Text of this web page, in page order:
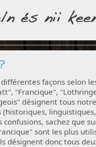
façons selon
"Francique",
désignent tous notre
(historiques, linguistiques,
sachez que
sont les plus
désignent donc tous